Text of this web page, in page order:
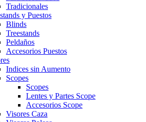
Tradicionales
y Puestos
Blinds
Treestands
Peldaños
Accesorios Puestos
Indices sin Aumento
Scopes
Scopes
Lentes y Partes Scope
Accesorios Scope
Visores Caza